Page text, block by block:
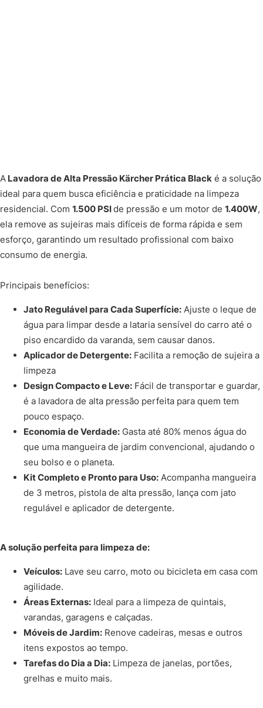
A Lavadora de Alta Pressão Kärcher Prática Black é a solução
ideal para quem busca eficiência e praticidade na limpeza
residencial. Com 1.500 PSIde pressão e um motor de 1.400W,
ela remove as sujeiras mais difíceis de forma rápida e sem
esforço, garantindo um resultado profissional com baixo
consumo de energia.
Principais benefícios:
Jato Regulável para Cada Superfície: Ajuste o leque de
água para limpar desde a lataria sensível do carro até o
piso encardido da varanda, sem causar danos.
Aplicador de Detergente: Facilita a remoção de sujeira a
limpeza
Design Compacto e Leve: Fácil de transportar e guardar,
é a lavadora de alta pressão perfeita para quem tem
pouco espaço.
Economia de Verdade: Gasta até 80% menos água do
que uma mangueira de jardim convencional, ajudando o
seu bolso e o planeta.
Kit Completo e Pronto para Uso: Acompanha mangueira
de 3 metros, pistola de alta pressão, lança com jato
regulável e aplicador de detergente.
A solução perfeita para limpeza de:
Veículos: Lave seu carro, moto ou bicicleta em casa com
agilidade.
Áreas Externas: Ideal para a limpeza de quintais,
varandas, garagens e calçadas.
Móveis de Jardim: Renove cadeiras, mesas e outros
itens expostos ao tempo.
Tarefas do Dia a Dia: Limpeza de janelas, portões,
grelhas e muito mais.